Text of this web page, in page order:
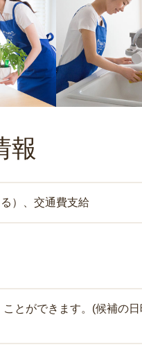
報
）、交通費支給
とができます。(候補の